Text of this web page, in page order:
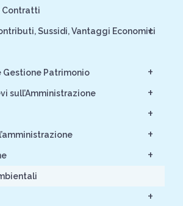
Contratti
+
Sussidi, Vantaggi Economici
+
Gestione Patrimonio
+
sull’Amministrazione
+
+
+
+